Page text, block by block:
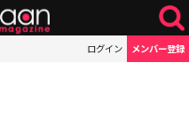
ログイン メンバー登録